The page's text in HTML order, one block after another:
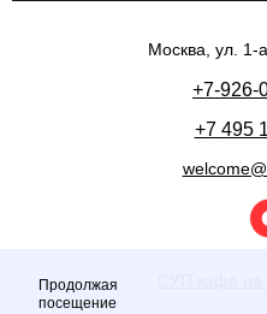
+7-926-
+7 495
Москва, ул. 1-
Продолжая
посещение